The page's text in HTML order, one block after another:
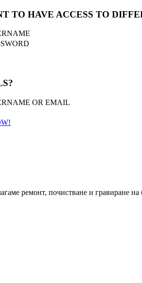
TO HAVE ACCESS TO
OR EMAIL
ремонт, почистване и гравиране на